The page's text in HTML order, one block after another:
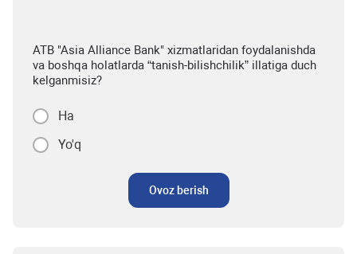
ATB "Asia Alliance Bank" xizmatlaridan foydalanishda
va boshqa holatlarda “tanish-bilishchilik” illatiga duch
kelganmisiz?
Ha
Yo'q
Ovoz berish